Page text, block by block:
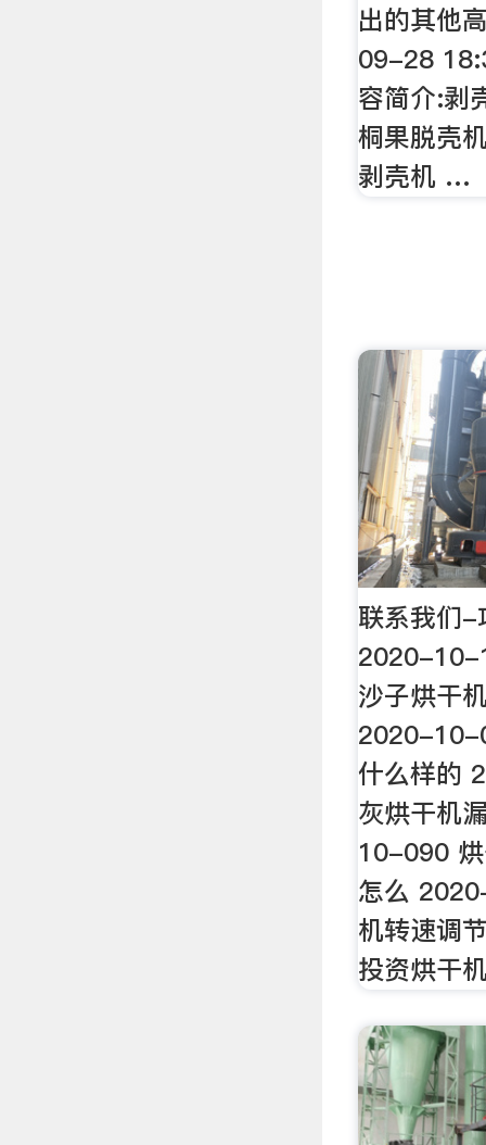
出的其他
09-28
容简介:剥
桐果脱壳
剥壳机 …
联系我们-
2020-
沙子烘干
2020-10-
什么样的
灰烘干机
10-090
怎么
机转速调
投资烘干